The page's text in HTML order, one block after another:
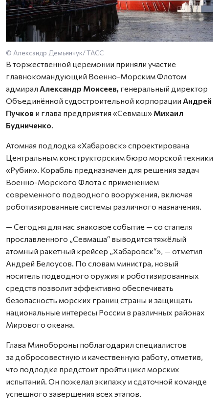
© Александр Демьянчук/ ТАСС
В торжественной церемонии приняли участие
главнокомандующий Военно-Морским Флотом
адмирал Александр Моисеев, генеральный директор
Объединённой судостроительной корпорации Андрей
Пучков и глава предприятия «Севмаш» Михаил
Будниченко
Атомная подлодка «Хабаровск» спроектирована
Центральным конструкторским бюро морской техники
«Рубин». Корабль предназначен для решения задач
Военно-Морского Флота с применением
современного подводного вооружения, включая
роботизированные системы различного назначения.
— Сегодня для нас знаковое событие — со стапеля
прославленного „Севмаша“ выводится тяжёлый
атомный ракетный крейсер „Хабаровск“», — отметил
Андрей Белоусов. По словам министра, новый
носитель подводного оружия и роботизированных
средств позволит эффективно обеспечивать
безопасность морских границ страны и защищать
национальные интересы России в различных районах
Мирового океана.
Глава Минобороны поблагодарил специалистов
за добросовестную и качественную работу, отметив,
что подлодке предстоит пройти цикл морских
испытаний. Он пожелал экипажу и сдаточной команде
успешного завершения всех этапов.